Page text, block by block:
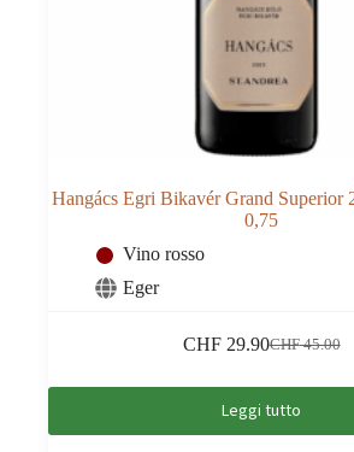
Hangács Egri Bikavér Grand Superior
0,75
Vino rosso
Eger
CHF45.00
Il
era:
CHF 45.00.
CHF29.90
Il
è:
CHF 29.90.
Leggi tutto